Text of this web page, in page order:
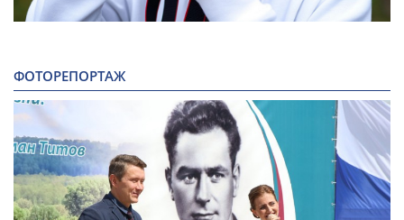
ФОТОРЕПОРТАЖ